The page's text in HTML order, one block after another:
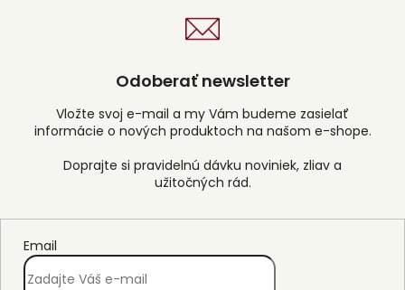
e
p
r
k
v
ý
i
s
e
Odoberať newsletter
Vložte svoj e-mail a my Vám budeme zasielať
informácie o nových produktoch na našom e-shope.
Email